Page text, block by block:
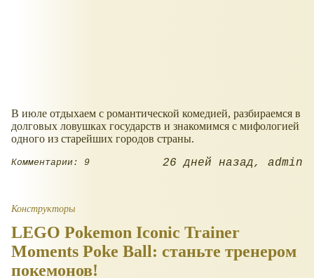
В июле отдыхаем с романтической комедией, разбираемся в
долговых ловушках государств и знакомимся с мифологией
одного из старейших городов страны.
Комментарии: 9 26 дней назад admin
Конструкторы
LEGO Pokemon Iconic Trainer
Moments Poke Ball: станьте тренером
покемонов!